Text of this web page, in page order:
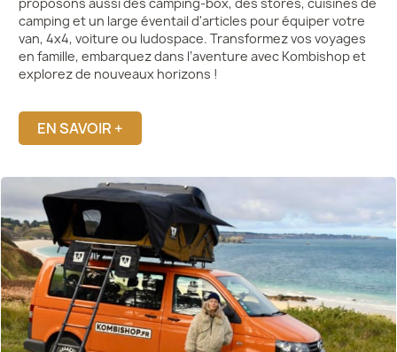
camping et un large éventail d'articles pour équiper votre
van, 4x4, voiture ou ludospace. Transformez vos voyages
en famille, embarquez dans l’aventure avec Kombishop et
explorez de nouveaux horizons !
EN SAVOIR +